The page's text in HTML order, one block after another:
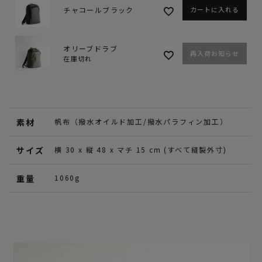
チャコールブラック カートに入れる
オリーブドラブ
在庫切れ
再入荷お知らせ
素材 帆布（撥水オイルド加工/撥水パラフィン加工）
サイズ 横 30 x 縦 48 x マチ 15 cm (すべて縫製外寸)
重量 1060g